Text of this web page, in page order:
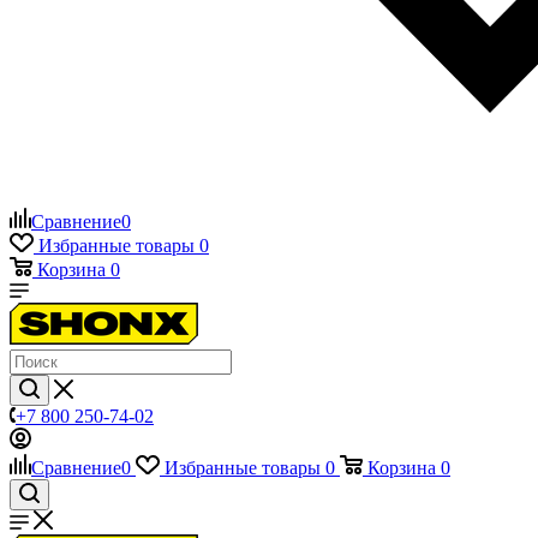
Сравнение0
Избранные товары 0
Корзина 0
+7 800 250-74-02
Сравнение0 Избранные товары 0 Корзина 0